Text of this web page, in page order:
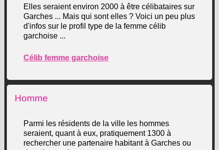
Elles seraient environ 2000 à être célibataires sur
Garches ... Mais qui sont elles ? Voici un peu plus
d'infos sur le profil type de la femme célib
garchoise ...
Célib femme garchoise
Homme
Parmi les résidents de la ville les hommes
seraient, quant à eux, pratiquement 1300 à
rechercher une partenaire habitant à Garches ou